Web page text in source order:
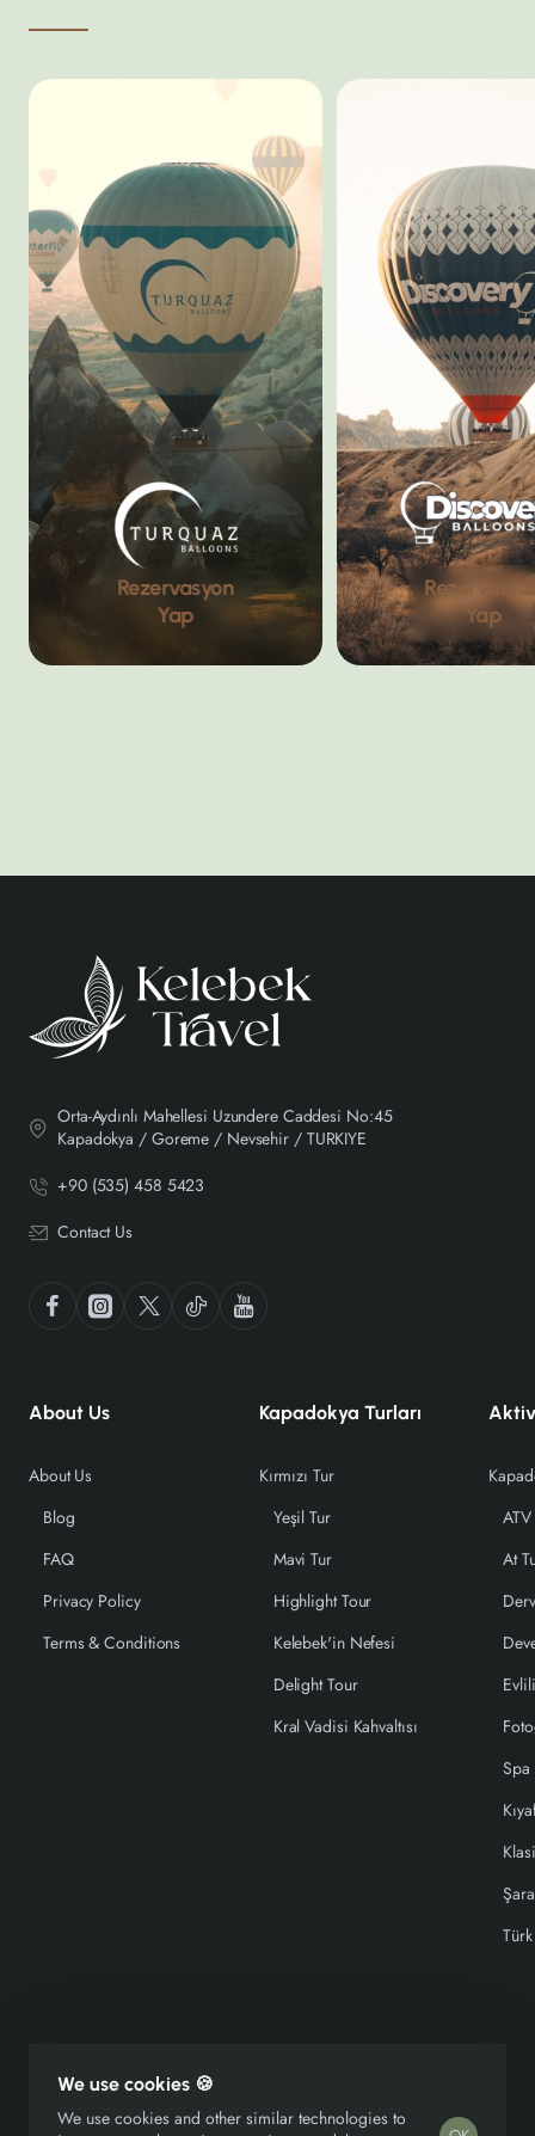
We use cookies 🍪
We use cookies and other similar technologies to
Rezervasyon
Yap
Yap
Orta-Aydınlı Mahellesi Uzundere Caddesi No:45
Kapadokya / Goreme / Nevsehir / TURKIYE
+90 (535) 458 5423
Contact Us
About Us
About Us
Blog
FAQ
Privacy Policy
Terms & Conditions
Kapadokya Turları
Kırmızı Tur
Yeşil Tur
Mavi Tur
Highlight Tour
Kelebek'in Nefesi
Delight Tour
Kral Vadisi Kahvaltısı
At
Copyright © 2026, Kelebek Group, All Rights Reserved